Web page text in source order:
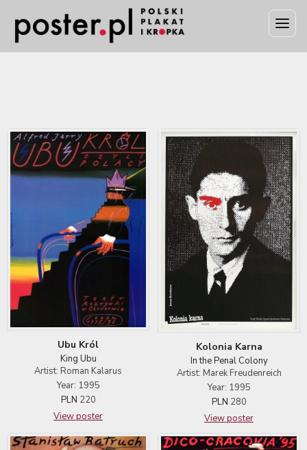
Ubu Król
King Ubu
Artist: Roman Kalarus
Year: 1995
PLN 220
View poster
Kolonia Karna
In the Penal Colony
Artist: Marek Freudenreich
Year: 1995
PLN 280
View poster